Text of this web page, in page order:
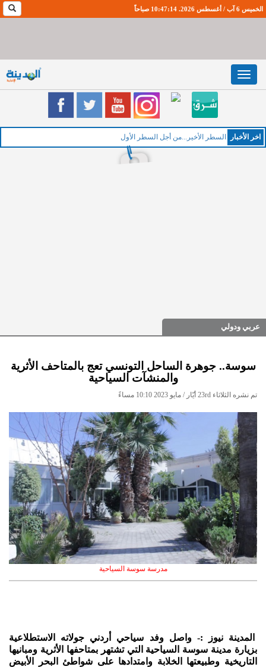
الخميس 6 آب / أغسطس 2026. 10:47:14 صباحاً
Toggle
navigation
اخر اﻷخبار الخمي
عربي ودولي
سوسة.. جوهرة الساحل التونسي تعج بالمتاحف الأثرية
والمنشآت السياحية
تم نشره الثلاثاء 23rd أيّار / مايو 2023 10:10 مساءً
مدرسة سوسة السياحية
المدينة نيوز :- واصل وفد سياحي أردني جولاته الاستطلاعية
بزيارة مدينة سوسة السياحية التي تشتهر بمتاحفها الأثرية ومبانيها
التاريخية وطبيعتها الخلابة وامتدادها على شواطئ البحر الأبيض